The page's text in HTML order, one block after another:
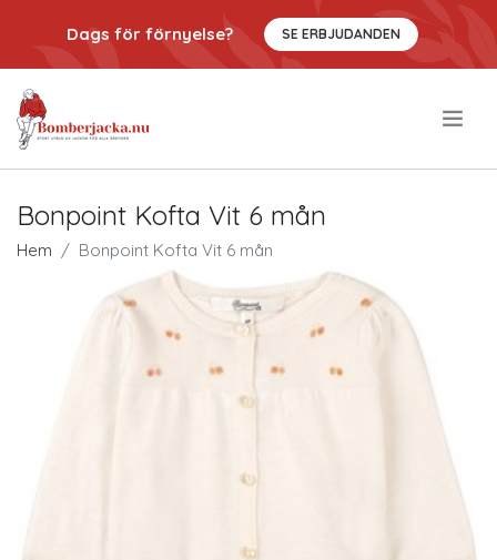
Dags för förnyelse? SE ERBJUDANDEN
Bonpoint Kofta Vit 6 mån
Hem Bonpoint Kofta Vit 6 mån